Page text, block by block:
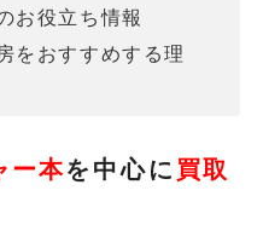
お役立ち情報
をおすすめする理
ー本を 中心に 買取